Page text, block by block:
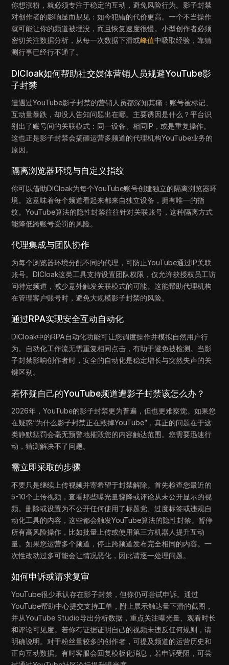
你想涨粉，就必须专注于稳定的互动，避免风险行为。影子封禁
对创作者的影响显而易见：如今犯错的代价更高。一个不当操作
就可能让你的频道被埋没，而且恢复速度很慢。小型创作者必须
密切关注数据分析，从每一次数据下滑或峰值中吸取经验，靠猜
测行事已经行不通了。
DICloak如何帮助社交媒体营销人员规避YouTube影
子封禁
遭遇过YouTube影子封禁的营销人员都深知其痛：账号被标记、
互动量暴跌，却没人告知问题出在哪。主要诱因是什么？平台识
别出了账号间的关联模式：同一设备、相同IP，或是重复操作。
这也正是影子封禁会搞砸运营多频道的代理机构YouTube业务的
原因。
隔离浏览器环境与自定义指纹
你可以借助DICloak为每个YouTube账号创建独立的隔离浏览器环
境。这意味着每个频道看起来都来自独立设备，拥有唯一的指
纹。YouTube算法的隐性封禁往往针对关联账号，这种隔离方式
能降低跨账号受罚的风险。
代理集成与团队协作
为每个浏览器环境分配不同的代理，可防止YouTube通过IP关联
账号。DICloak这类工具支持设置团队权限，仅允许获授权员工访
问特定频道，减少意外触发关联模式的可能。这能帮助代理机构
在管理客户账号时，避免大规模影子封禁的风险。
通过RPA实现安全互动自动化
DICloak中的RPA自动化功能可让您调度操作并模拟自然用户行
为。自动化工作流无需重复相同点击，有助于避免被检测。当影
子封禁影响创作者时，安全的自动化是稳定增长与突然失声的关
键区别。
若怀疑自己的YouTube频道遭影子封禁该怎么办？
2026年，YouTube的影子封禁更为普遍，但也更难察觉。如果您
在疑惑“为什么影子封禁正在毁掉YouTube”，真正的问题在于这
类静默惩罚会毫无预警地摧毁您的内容触达范围。您需要迅速行
动，猜测解决不了问题。
需立即采取的步骤
不要只是继续上传视频并寄希望于封禁解除。首先检查您最近的
5-10个上传视频，查看那些曝光量骤降或评论从未公开显示的视
频。删除或设置为不公开任何使用了标题党、过度标签或违规自
动化工具的内容，这些都会触发YouTube算法的隐性封禁。暂停
所有高风险操作，比如批量上传或使用第三方机器人提升互动
量。如果您运营多个频道，停止跨频道发布完全相同的内容。一
次性改动过多可能会让情况恶化，因此请逐一处理问题。
如何申诉或请求复审
YouTube很少承认存在影子封禁，但你仍可尝试申诉。通过
YouTube帮助中心提交支持工单，附上展示触达量下滑的截图，
并从YouTube Studio导出分析数据，重点关注曝光量、观看时长
和评论可见度。若你有证据证明自己的视频未违反任何规则，请
明确说明。对于粉丝量较多的创作者，可提及频道的运营历史和
正向互动数据。有时客服会回复模板化消息，若申诉受阻，可尝